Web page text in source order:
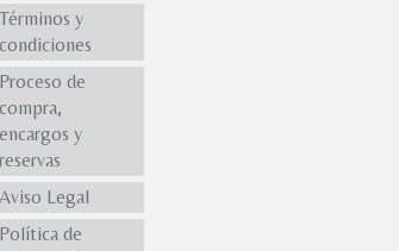
Términos y
condiciones
Proceso de
compra,
encargos y
reservas
Aviso Legal
Política de